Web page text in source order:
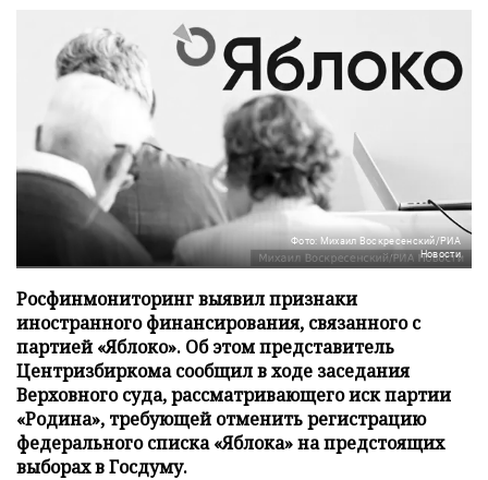
Фото: Михаил Воскресенский/РИА
Новости
Росфинмониторинг выявил признаки
иностранного финансирования, связанного с
партией «Яблоко». Об этом представитель
Центризбиркома сообщил в ходе заседания
Верховного суда, рассматривающего иск партии
«Родина», требующей отменить регистрацию
федерального списка «Яблока» на предстоящих
выборах в Госдуму.